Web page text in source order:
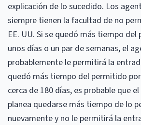
explicación de lo sucedido. Los
siempre tienen la facultad de no
EE. UU. Si se quedó más tiempo
unos días o un par de semanas, el
probablemente le permitirá la
quedó más tiempo del permitido
cerca de 180 días, es probable que
planea quedarse más tiempo de lo
nuevamente y no le permitirá la